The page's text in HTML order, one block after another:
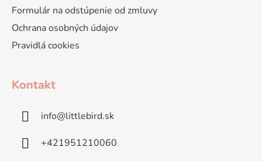
Formulár na odstúpenie od zmluvy
Ochrana osobných údajov
Pravidlá cookies
Kontakt
info@littlebird.sk
+421951210060